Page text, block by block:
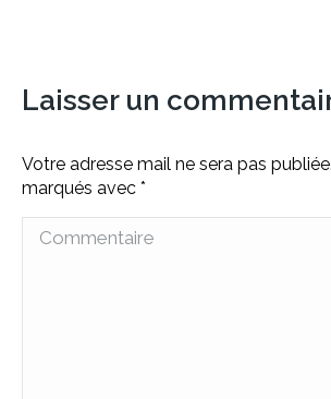
Laisser un
Votre adresse mail ne sera pas
marqués avec *
Commentaire